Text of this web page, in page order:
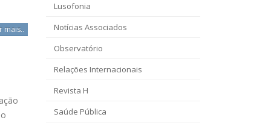
mais..
Lusofonia
Notícias Associados
Observatório
Relações Internacionais
Revista H
Saúde Pública